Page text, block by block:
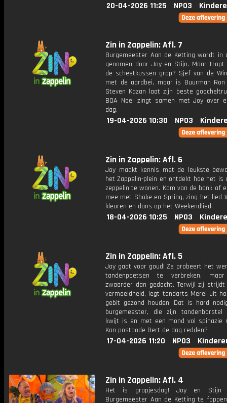
20-04-2026 11:25 NPO3
Zin in Zappelin: Afl. 7
Burgemeester Aan de Ketting wordt in
genomen door Joy en Stijn. Maar
de scheetkussen grap? Sjef van de
met de aardbei, maar is Buurman
Steven Kazan laat zijn beste
BOA Noël zingt samen met Joy over
dag.
19-04-2026 10:30 NPO3
Zin in Zappelin: Afl. 6
Joy maakt kennis met de leukste
het Zappelin-plein en ontdekt hoe het is
zeppelin te wonen. Kom van de bank af
mee met Shake en Spring, zing het lied
kleuren en dans op het Weekendlied.
18-04-2026 10:25 NPO3
Zin in Zappelin: Afl. 5
Joy gaat voor goud! Ze probeert het
tandenpoetsen te verbreken,
zwaarder dan gedacht. Terwijl zij
vermoeidheid, legt tandarts Merel uit
gebit gezond houden. Dat is hard
burgemeester, die zijn tandenborstel
kwijt is en met een mond vol spinazie
Kan postbode Bert de dag redden?
17-04-2026 11:20 NPO3
Zin in Zappelin: Afl. 4
Het is grapjesdag! Joy en Stijn
Burgemeester Aan de Ketting te